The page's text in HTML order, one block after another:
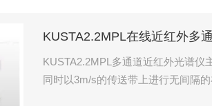
KUSTA2.2MPL在线近红外多
KUSTA2.2MPL多通道近红外光谱仪
同时以3m/s的传送带上进行无间隔